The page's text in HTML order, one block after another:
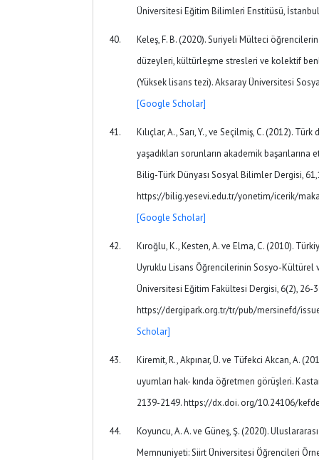
Üniversitesi Eğitim Bilimleri Enstitüsü,
Keleş, F. B. (2020). Suriyeli Mülteci
düzeyleri, kültürleşme stresleri ve kolektif
(Yüksek lisans tezi). Aksaray Üniversitesi
[Google Scholar]
Kılıçlar, A., Sarı, Y., ve Seçilmiş, C. (2012).
yaşadıkları sorunların akademik
Bilig-Türk Dünyası Sosyal Bilimler Dergisi,
https://bilig.yesevi.edu.tr/yonetim/icerik/
[Google Scholar]
Kıroğlu, K., Kesten, A. ve Elma, C. (2010).
Uyruklu Lisans Öğrencilerinin Sosyo-Kültürel
Üniversitesi Eğitim Fakültesi Dergisi, 6(2), 26-
https://dergipark.org.tr/tr/pub/mersinefd/
Scholar]
Kiremit, R., Akpınar, Ü. ve Tüfekci Akcan, A.
uyumları hak- kında öğretmen görüşleri.
2139-2149. https://dx.doi. org/10.24106/
Koyuncu, A. A. ve Güneş, Ş. (2020).
Memnuniyeti: Siirt Üniversitesi Öğrencileri